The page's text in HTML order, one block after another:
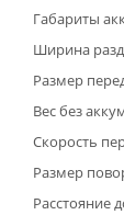
Габариты
Ширина
Размер
Вес без
Скорость
Размер
Расстояние